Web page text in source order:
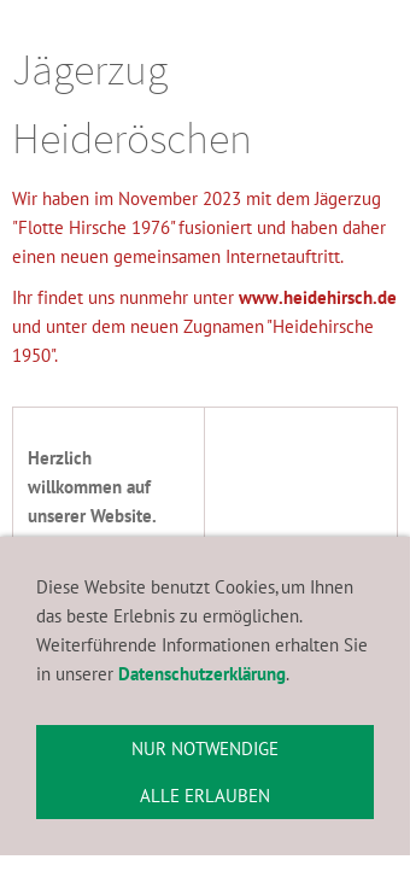
Jägerzug
Heideröschen
Wir haben im November 2023 mit dem Jägerzug
"Flotte Hirsche 1976" fusioniert und haben daher
einen neuen gemeinsamen Internetauftritt.
Ihr findet uns nunmehr unter www.heidehirsch.de
und unter dem neuen Zugnamen "Heidehirsche
1950".
Herzlich
willkommen auf
unserer Website.
unter dem
Bürger-Schützen-
ebenfalls im Jahre
Diese Website benutzt Cookies, um Ihnen
das beste Erlebnis zu ermöglichen.
Weiterführende Informationen erhalten Sie
in unserer Datenschutzerklärung.
NUR NOTWENDIGE
ALLE ERLAUBEN